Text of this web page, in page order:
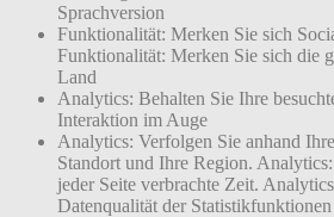
Sprachversion
Funktionalität: Merken Sie sich
Funktionalität: Merken Sie sich die
Land
Analytics: Behalten Sie Ihre
Interaktion im Auge
Analytics: Verfolgen Sie anhand
Standort und Ihre Region.
jeder Seite verbrachte Zeit.
Datenqualität der Statistikfunktionen